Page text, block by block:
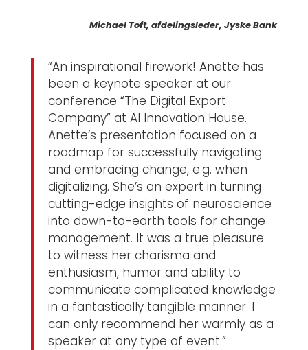
Michael Toft, afdelingsleder, Jyske Bank
“An inspirational firework! Anette has
been a keynote speaker at our
conference “The Digital Export
Company” at AI Innovation House.
Anette’s presentation focused on a
roadmap for successfully navigating
and embracing change, e.g. when
digitalizing. She’s an expert in turning
cutting-edge insights of neuroscience
into down-to-earth tools for change
management. It was a true pleasure
to witness her charisma and
enthusiasm, humor and ability to
communicate complicated knowledge
in a fantastically tangible manner. I
can only recommend her warmly as a
speaker at any type of event.”